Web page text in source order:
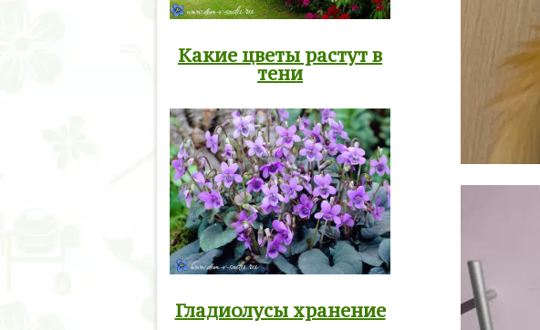
Какие цветы растут в
тени
Гладиолусы хранение